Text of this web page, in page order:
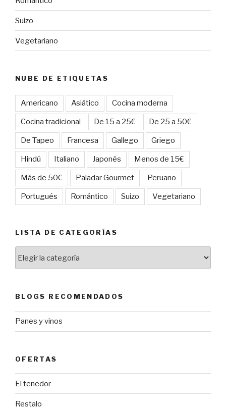
Suizo
Vegetariano
NUBE DE ETIQUETAS
Americano Asiático Cocina moderna
Cocina tradicional De 15 a 25€ De 25 a 50€
De Tapeo Francesa Gallego Griego
Hindú Italiano Japonés Menos de 15€
Más de 50€ Paladar Gourmet Peruano
Portugués Romántico Suizo Vegetariano
LISTA DE CATEGORÍAS
BLOGS RECOMENDADOS
Panes y vinos
OFERTAS
El tenedor
Restalo